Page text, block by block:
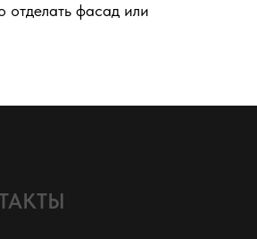
фасад или